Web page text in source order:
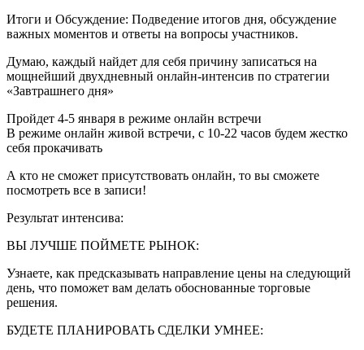
Итоги и Обсуждение: Подведение итогов дня, обсуждение
важных моментов и ответы на вопросы участников.
Думаю, каждый найдет для себя причину записаться на
мощнейший двухдневный онлайн-интенсив по стратегии
«Завтрашнего дня»
Пройдет 4-5 января в режиме онлайн встречи
В режиме онлайн живой встречи, с 10-22 часов будем жестко
себя прокачивать
А кто не сможет присутствовать онлайн, то вы сможете
посмотреть все в записи!
Результат интенсива:
ВЫ ЛУЧШЕ ПОЙМЕТЕ РЫНОК:
Узнаете, как предсказывать направление цены на следующий
день, что поможет вам делать обоснованные торговые
решения.
БУДЕТЕ ПЛАНИРОВАТЬ СДЕЛКИ УМНЕЕ: